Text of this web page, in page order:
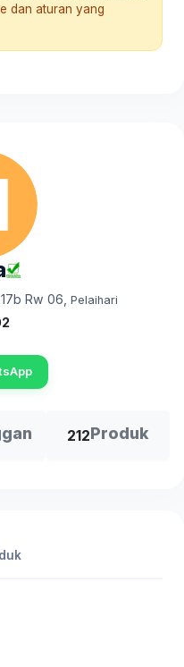
dan aturan yang
Rw 06 Pelaihari
212Produk